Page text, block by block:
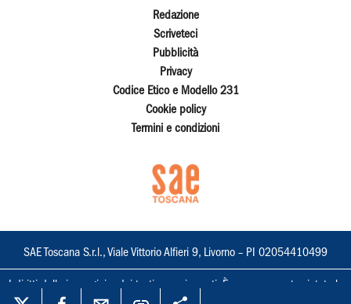
Redazione
Scriveteci
Pubblicità
Privacy
Codice Etico e Modello 231
Cookie policy
Termini e condizioni
SAE Toscana S.r.l., Viale Vittorio Alfieri 9, Livorno – PI 02054410499
I diritti delle immagini e dei testi sono riservati. È espressamente vietata la